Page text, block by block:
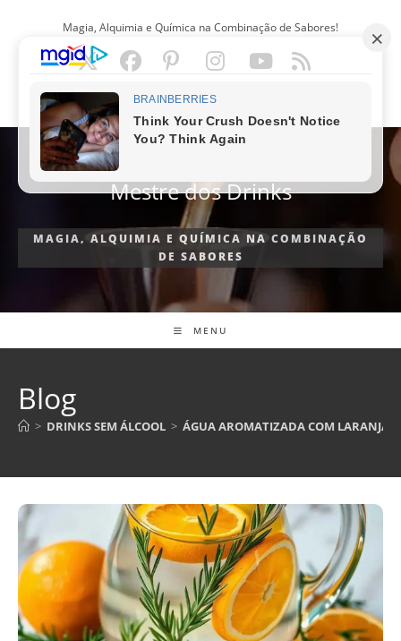
Magia, Alquimia e Química na Combinação de Sabores!
PORTUGUÊS
Mestre dos Drinks
MAGIA, ALQUIMIA E QUÍMICA NA COMBINAÇÃO
DE SABORES
MENU
Blog
> DRINKS SEM ÁLCOOL > ÁGUA AROMATIZADA COM LARANJA E